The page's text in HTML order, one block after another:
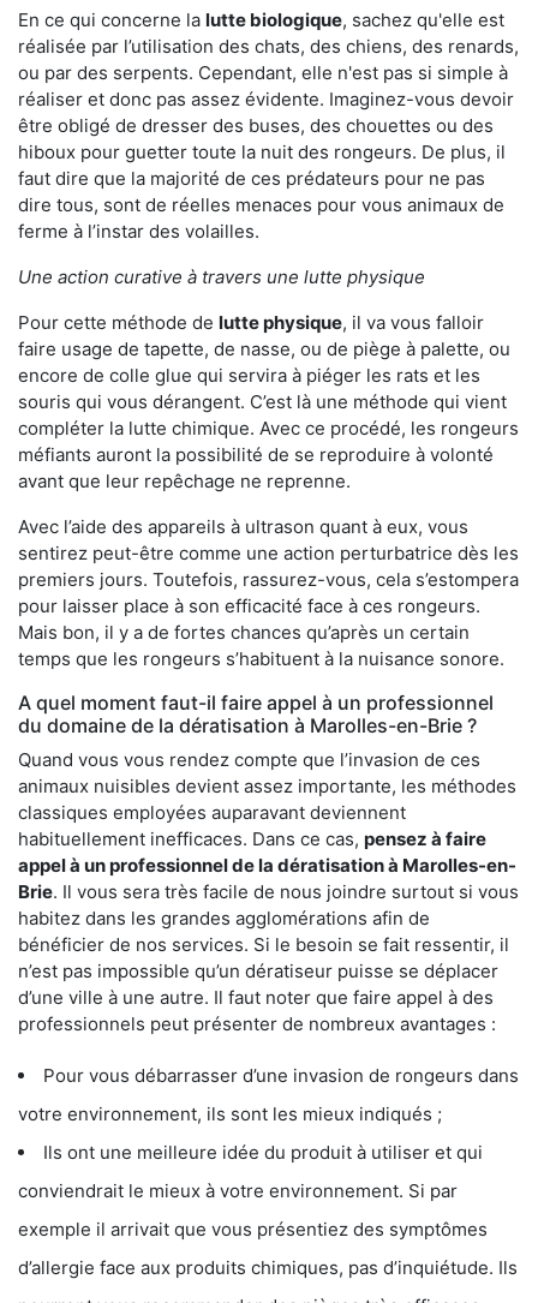
En ce qui concerne la lutte biologique, sachez qu'elle est
réalisée par l’utilisation des chats, des chiens, des renards,
ou par des serpents. Cependant, elle n'est pas si simple à
réaliser et donc pas assez évidente. Imaginez-vous devoir
être obligé de dresser des buses, des chouettes ou des
hiboux pour guetter toute la nuit des rongeurs. De plus, il
faut dire que la majorité de ces prédateurs pour ne pas
dire tous, sont de réelles menaces pour vous animaux de
ferme à l’instar des volailles.
Une action curative à travers une lutte physique
Pour cette méthode de lutte physique, il va vous falloir
faire usage de tapette, de nasse, ou de piège à palette, ou
encore de colle glue qui servira à piéger les rats et les
souris qui vous dérangent. C’est là une méthode qui vient
compléter la lutte chimique. Avec ce procédé, les rongeurs
méfiants auront la possibilité de se reproduire à volonté
avant que leur repêchage ne reprenne.
Avec l’aide des appareils à ultrason quant à eux, vous
sentirez peut-être comme une action perturbatrice dès les
premiers jours. Toutefois, rassurez-vous, cela s’estompera
pour laisser place à son efficacité face à ces rongeurs.
Mais bon, il y a de fortes chances qu’après un certain
temps que les rongeurs s’habituent à la nuisance sonore.
A quel moment faut-il faire appel à un professionnel
du domaine de la dératisation à Marolles-en-Brie ?
Quand vous vous rendez compte que l’invasion de ces
animaux nuisibles devient assez importante, les méthodes
classiques employées auparavant deviennent
habituellement inefficaces. Dans ce cas, pensez à faire
appel à un professionnel de la dératisation à Marolles-en-
Brie. Il vous sera très facile de nous joindre surtout si vous
habitez dans les grandes agglomérations afin de
bénéficier de nos services. Si le besoin se fait ressentir, il
n’est pas impossible qu’un dératiseur puisse se déplacer
d’une ville à une autre. Il faut noter que faire appel à des
professionnels peut présenter de nombreux avantages :
Pour vous débarrasser d’une invasion de rongeurs dans
votre environnement, ils sont les mieux indiqués ;
Ils ont une meilleure idée du produit à utiliser et qui
conviendrait le mieux à votre environnement. Si par
exemple il arrivait que vous présentiez des symptômes
d’allergie face aux produits chimiques, pas d’inquiétude. Ils